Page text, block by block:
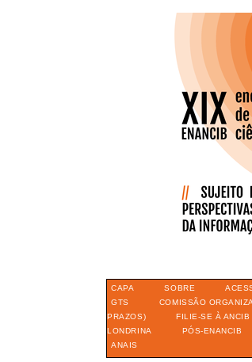
CAPA SOBRE
GTS
COMISSÃO
PRAZOS)
FILIE-SE À ANCIB
LONDRINA
PÓS-ENANCIB
ANAIS